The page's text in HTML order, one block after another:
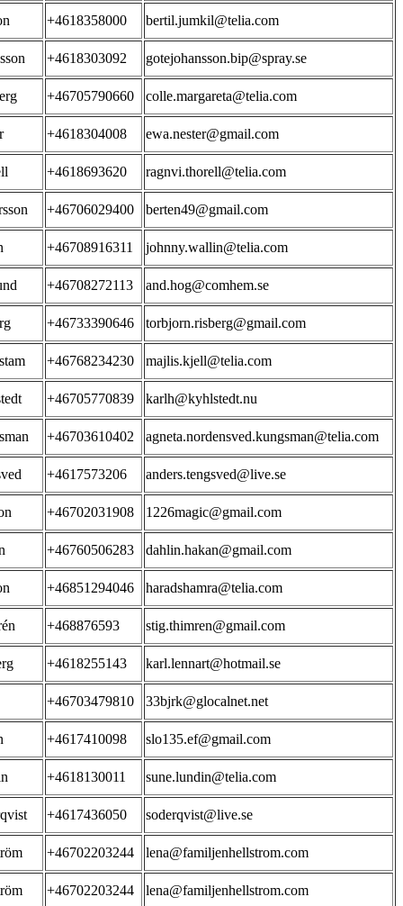
+4618358000 bertil.jumkil@telia.com
+4618303092 gotejohansson.bip@spray.se
+46705790660 colle.margareta@telia.com
+4618304008 ewa.nester@gmail.com
+4618693620 ragnvi.thorell@telia.com
+46706029400 berten49@gmail.com
+46708916311 johnny.wallin@telia.com
+46708272113 and.hog@comhem.se
+46733390646 torbjorn.risberg@gmail.com
+46768234230 majlis.kjell@telia.com
+46705770839 karlh@kyhlstedt.nu
+46703610402 agneta.nordensved.kungsman@telia.com
+4617573206 anders.tengsved@live.se
+46702031908 1226magic@gmail.com
+46760506283 dahlin.hakan@gmail.com
+46851294046 haradshamra@telia.com
+468876593 stig.thimren@gmail.com
+4618255143 karl.lennart@hotmail.se
+46703479810 33bjrk@glocalnet.net
+4617410098 slo135.ef@gmail.com
+4618130011 sune.lundin@telia.com
+4617436050 soderqvist@live.se
+46702203244 lena@familjenhellstrom.com
+46702203244 lena@familjenhellstrom.com